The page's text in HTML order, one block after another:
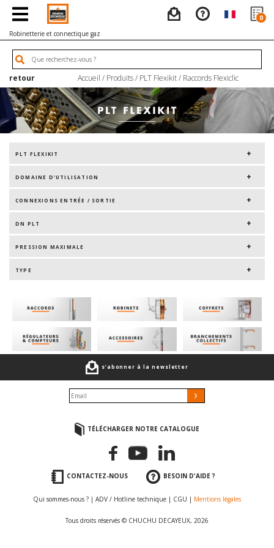
0
Robinetterie et connectique gaz
retour Accueil / Produits/ PLT Flexikit/ Raccords Flexiclic
PLT FLEXIKIT
DOMAINE D'UTILISATION
CONNEXIONS ENTRÉE / SORTIE
DN PLT
PRESSION MAXIMALE
TYPE
s’abonner à la newsletter
TÉLÉCHARGER NOTRE CATALOGUE
CONTACTEZ-NOUS BESOIN D'AIDE ?
Qui sommes-nous ? | ADV / Hotline technique | CGU | Mentions légales
Tous droits réservés © CHUCHU DECAYEUX, 2026